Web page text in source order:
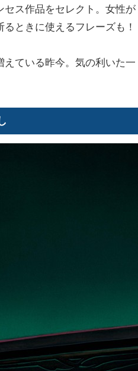
ス作品をセレクト。女性が
ときに使えるフレーズも！
ている昨今。気の利いた一